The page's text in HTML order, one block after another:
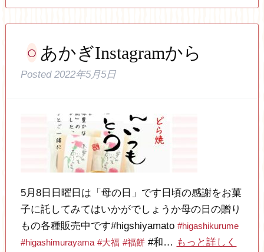
あかぎInstagramから
Posted2022年5月5日
5月8日日曜日は「母の日」です日頃の感謝をお菓
子に託してみてはいかがでしょうか母の日の贈り
もの各種販売中です#higshiyamato#higashikurume
#higashimurayama #大福 #福餅 #和… もっと詳しく